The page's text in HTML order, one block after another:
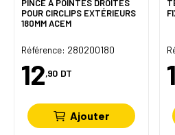
PINCE À POINTES DROITES
POUR CIRCLIPS EXTÉRIEURS
180MM ACEM
Référence: 280200180
12,90 DT
Ajouter